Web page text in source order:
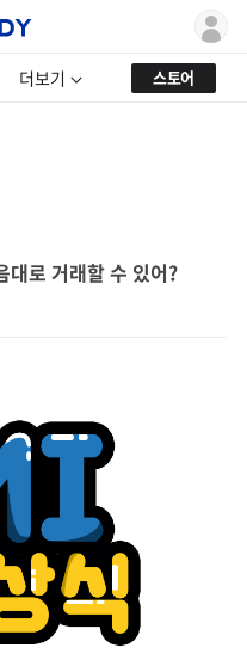
더보기 스토어
로 거래할 수 있어?